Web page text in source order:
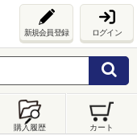
新規会員登録 ログイン
購入履歴 カート